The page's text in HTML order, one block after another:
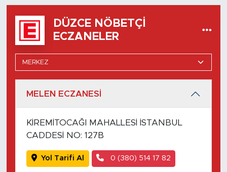
DÜZCE NÖBETÇI
ECZANELER
MELEN ECZANESİ
KİREMİTOCAĞI MAHALLESİ İSTANBUL
CADDESİ NO: 127B
Yol Tarifi Al 0 (380) 514 17 82